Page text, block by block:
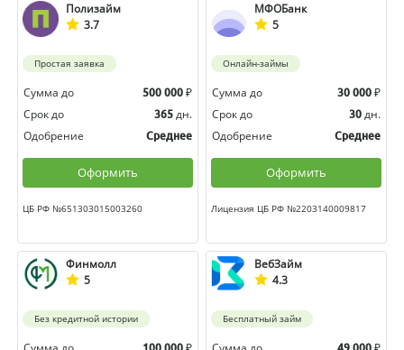
Полизайм
3.7
Простая заявка
Сумма до 500 000 ₽
Срок до
365 дн.
Одобрение
Среднее
Оформить
ЦБ РФ №651303015003260
МФОБанк
5
Онлайн-займы
Сумма до 30 000 ₽
Срок до
30 дн.
Одобрение
Среднее
Оформить
Лицензия ЦБ РФ №2203140009817
Финмолл
5
Без кредитной истории
ВебЗайм
4.3
Бесплатный займ